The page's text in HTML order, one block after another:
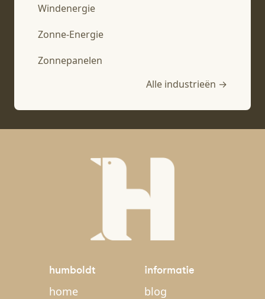
Windenergie
Zonne-Energie
Zonnepanelen
Alle industrieën →
humboldt
home
informatie
blog